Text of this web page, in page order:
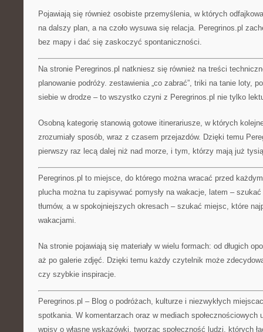
Pojawiają się również osobiste przemyślenia, w których
na dalszy plan, a na czoło wysuwa się relacja. Peregrinos.pl
bez mapy i dać się zaskoczyć spontaniczności.
Na stronie Peregrinos.pl natkniesz się również na treści
planowanie podróży. zestawienia „co zabrać”, triki na tanie loty,
siebie w drodze – to wszystko czyni z Peregrinos.pl nie tylko
Osobną kategorię stanowią gotowe itinerariusze, w których
zrozumiały sposób, wraz z czasem przejazdów. Dzięki temu
pierwszy raz lecą dalej niż nad morze, i tym, którzy mają już
Peregrinos.pl to miejsce, do którego można wracać przed
plucha można tu zapisywać pomysły na wakacje, latem –
tłumów, a w spokojniejszych okresach – szukać miejsc, które
wakacjami.
Na stronie pojawiają się materiały w wielu formach: od długich
aż po galerie zdjęć. Dzięki temu każdy czytelnik może
czy szybkie inspiracje.
Peregrinos.pl – Blog o podróżach, kulturze i niezwykłych
spotkania. W komentarzach oraz w mediach społecznościowych
wpisy o własne wskazówki, tworząc społeczność ludzi, których